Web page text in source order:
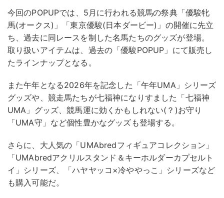
今回のPOPUPでは、5月に行われる競馬の祭典「優駿牝
馬(オークス)」「東京優駿(日本ダービー)」の開催に先立
ち、過去に同レースを制した名馬たちのグッズが登場。
取り扱いアイテムは、過去の「優駿POPUP」にて販売し
たラインナップとなる。
また午年となる2026年を記念した「午年UMA」シリーズ
グッズや、競走馬たちが七福神になりすました「七福神
UMA」グッズ、競馬運に効くかもしれない(？)お守り
「UMA守」など個性豊かなグッズも登場する。
さらに、大人気の「UMAbredフィギュアコレクション」
「UMAbredアクリルスタンド＆キーホルダーカプセルト
イ」シリーズ、「ハヤヤッコ×冷ややっこ」シリーズなど
も購入可能だ。